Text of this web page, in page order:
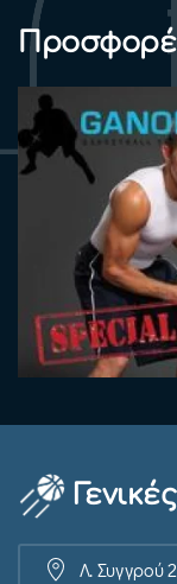
Λ. Συγγρού